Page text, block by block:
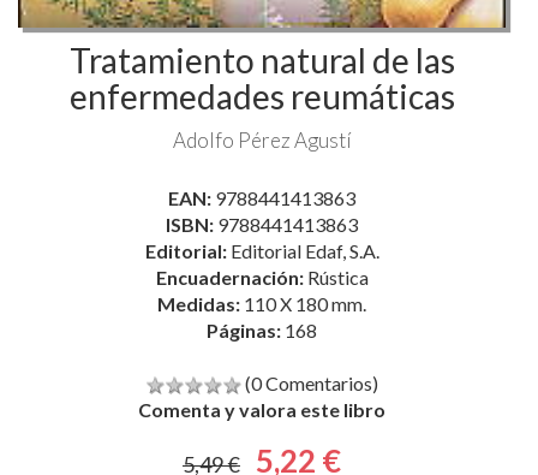
enfermedades reumáticas
Adolfo Pérez Agustí
EAN: 9788441413863
Editorial:Editorial Edaf, S.A.
Encuadernación:Rústica
Medidas:110 X 180 mm.
Páginas:168
(0 Comentarios)
5,49 € 5,22 €